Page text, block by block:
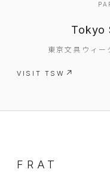
Tokyo
東京文具ウィ
VISIT TSW
FRAT